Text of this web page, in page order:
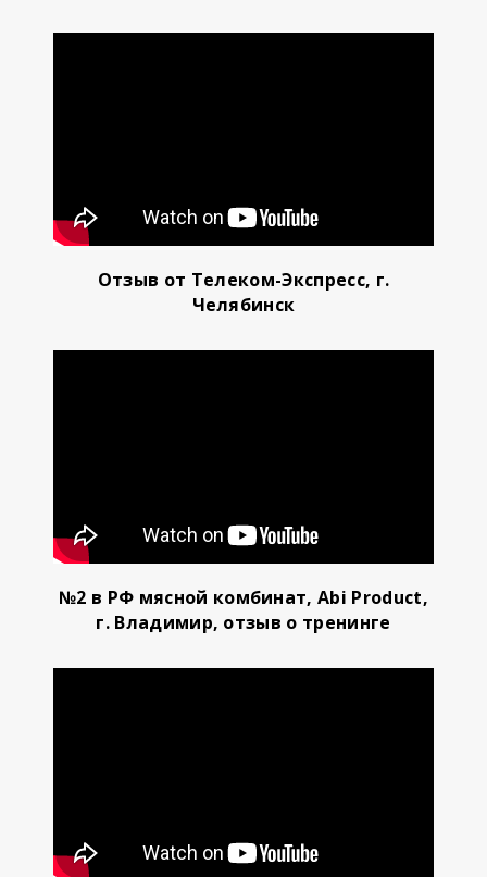
Отзыв от Телеком-Экспресс, г.
Челябинск
№2 в РФ мясной комбинат, Abi Product,
г. Владимир, отзыв о тренинге